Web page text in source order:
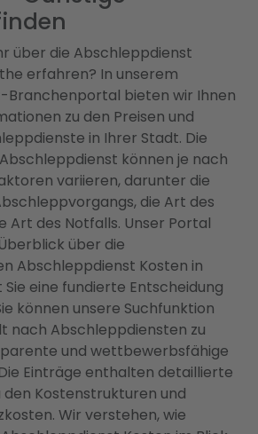
über die Abschleppdienst
erfahren? In unserem
Branchenportal bieten wir Ihnen
zu den Preisen und
in Ihrer Stadt. Die
können je nach
variieren, darunter die
die Art des
Art des Notfalls. Unser Portal
über die
Abschleppdienst Kosten in
eine fundierte Entscheidung
können unsere Suchfunktion
nach Abschleppdiensten zu
und wettbewerbsfähige
Einträge enthalten detaillierte
Kostenstrukturen und
Wir verstehen, wie